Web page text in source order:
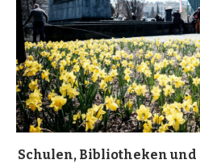
Schulen, Bibliotheken